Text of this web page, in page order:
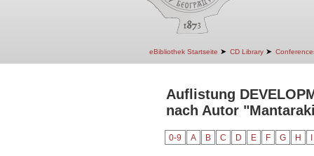
eBibliothek Startseite ➤ CD Library ➤
Auflistung
nach Autor
0-9 A B C D E F G H